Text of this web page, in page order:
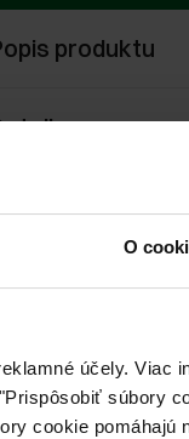
O
účely. Viac
súbory
cookie pomáhajú
produktu
a